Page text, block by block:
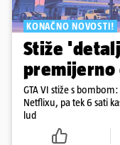
KONAČNO NOVOSTI!
Stiže
GTA VI stiže s
Netflixu, pa tek 6 sati
lud